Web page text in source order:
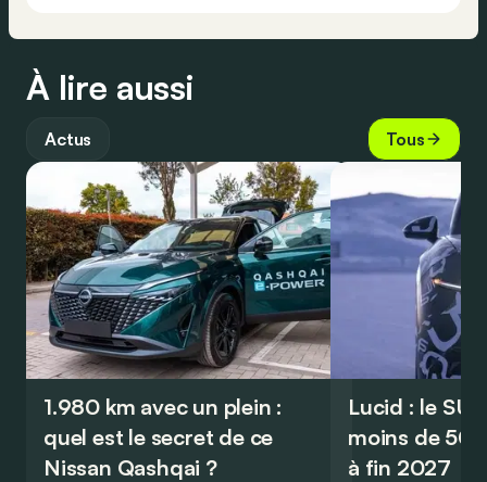
À lire aussi
Actus Tous
1.980 km avec un plein :
quel est le secret de ce
Nissan Qashqai ?
Lucid : le
moins de
à fin 2027